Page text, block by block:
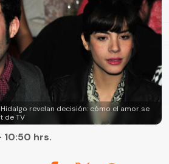
revelan decisión: cómo el amor se
de TV
10:50 hrs.